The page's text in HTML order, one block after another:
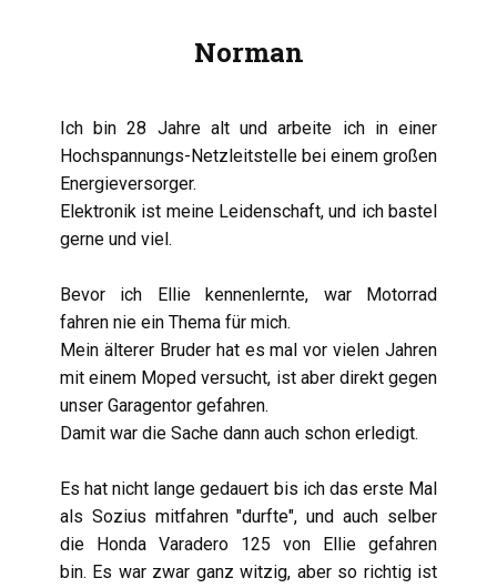
Norman
Ich bin 28 Jahre alt und arbeite ich in einer
Hochspannungs-Netzleitstelle bei einem großen
Energieversorger.
Elektronik ist meine Leidenschaft, und ich bastel
gerne und viel.
Bevor ich Ellie kennenlernte, war Motorrad
fahren nie ein Thema für mich.
Mein älterer Bruder hat es mal vor vielen Jahren
mit einem Moped versucht, ist aber direkt gegen
unser Garagentor gefahren.
Damit war die Sache dann auch schon erledigt.
Es hat nicht lange gedauert bis ich das erste Mal
als Sozius mitfahren "durfte", und auch selber
die Honda Varadero 125 von Ellie gefahren
bin. Es war zwar ganz witzig, aber so richtig ist